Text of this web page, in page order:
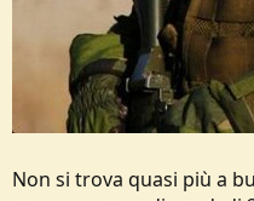
Non si trova quasi più a